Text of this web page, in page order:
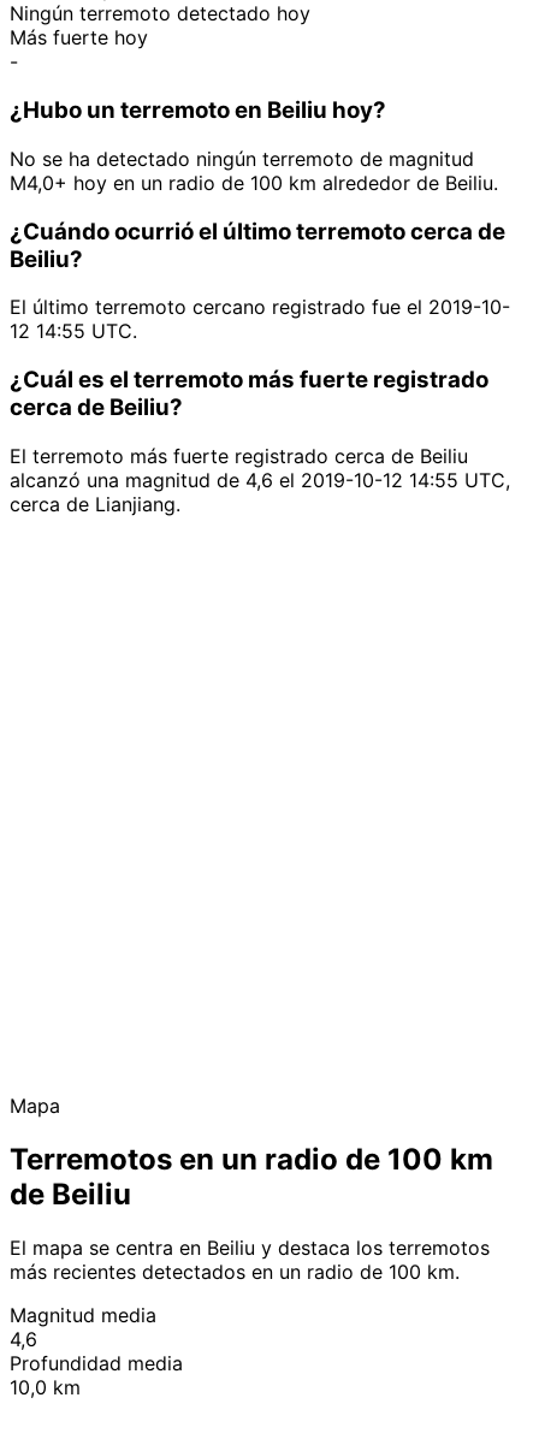
Ningún terremoto detectado hoy
Más fuerte hoy
-
¿Hubo un terremoto en Beiliu hoy?
No se ha detectado ningún terremoto de magnitud
M4,0+ hoy en un radio de 100 km alrededor de Beiliu.
¿Cuándo ocurrió el último terremoto cerca de
Beiliu?
El último terremoto cercano registrado fue el 2019-10-
12 14:55 UTC.
¿Cuál es el terremoto más fuerte registrado
cerca de Beiliu?
El terremoto más fuerte registrado cerca de Beiliu
alcanzó una magnitud de 4,6 el 2019-10-12 14:55 UTC,
cerca de Lianjiang.
Mapa
Terremotos en un radio de 100 km
de Beiliu
El mapa se centra en Beiliu y destaca los terremotos
más recientes detectados en un radio de 100 km.
Magnitud media
4,6
Profundidad media
10,0 km